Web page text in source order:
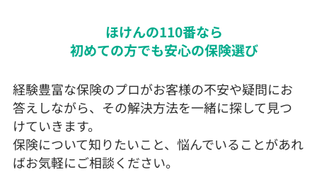
ほけんの110番なら
初めての方でも安心の保険選び
経験豊富な保険のプロがお客様の不安や疑問にお
答えしながら、その解決方法を一緒に探して見つ
けていきます。
保険について知りたいこと、悩んでいることがあれ
ばお気軽にご相談ください。